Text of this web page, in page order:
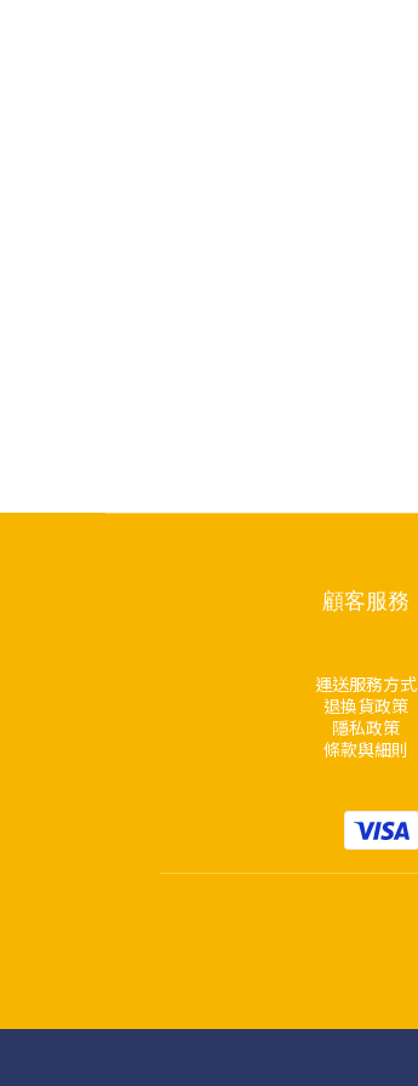
顧客服務
運送服務方式
退換貨政策
隱私政策
條款與細則